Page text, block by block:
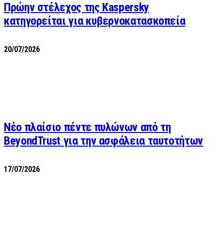
Πρώην στέλεχος της Kaspersky
κατηγορείται για κυβερνοκατασκοπεία
20/07/2026
Νέο πλαίσιο πέντε πυλώνων από τη
BeyondTrust για την ασφάλεια ταυτοτήτων
17/07/2026